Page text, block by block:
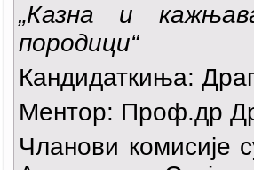
„Казна и
породици“
Кандидаткиња:
Ментор: Проф.др
Чланови